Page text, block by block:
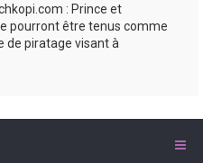
: Prince et
pourront être tenus comme
de piratage visant à